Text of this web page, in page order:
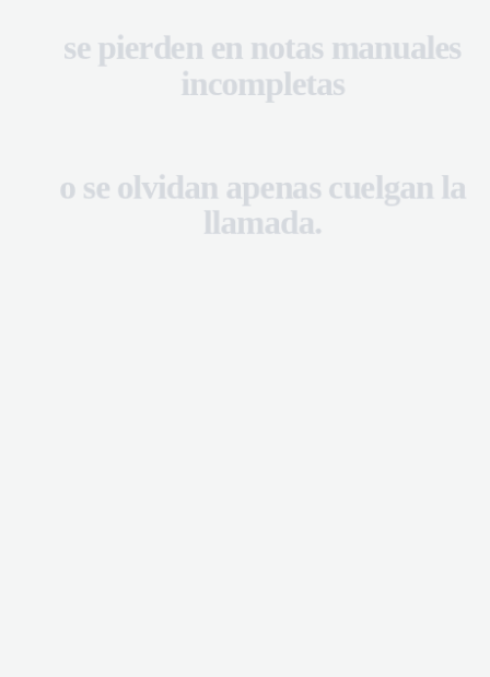
El 75% de los
se pierden en notas manuales
incompletas
se pierden en notas manuales
incompletas
o se olvidan apenas cuelgan la
llamada.
o se olvidan apenas cuelgan la
llamada.